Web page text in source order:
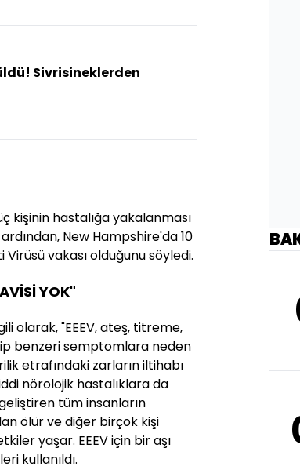
Sivrisineklerden
kişinin hastalığa yakalanması
New Hampshire'da 10
vakası olduğunu söyledi.
YOK"
olarak, "EEEV, ateş, titreme,
benzeri semptomlara neden
etrafındaki zarların iltihabı
nörolojik hastalıklara da
tüm insanların
ölür ve diğer birçok kişi
yaşar. EEEV için bir aşı
kullanıldı.